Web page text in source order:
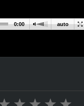
auto
0:00